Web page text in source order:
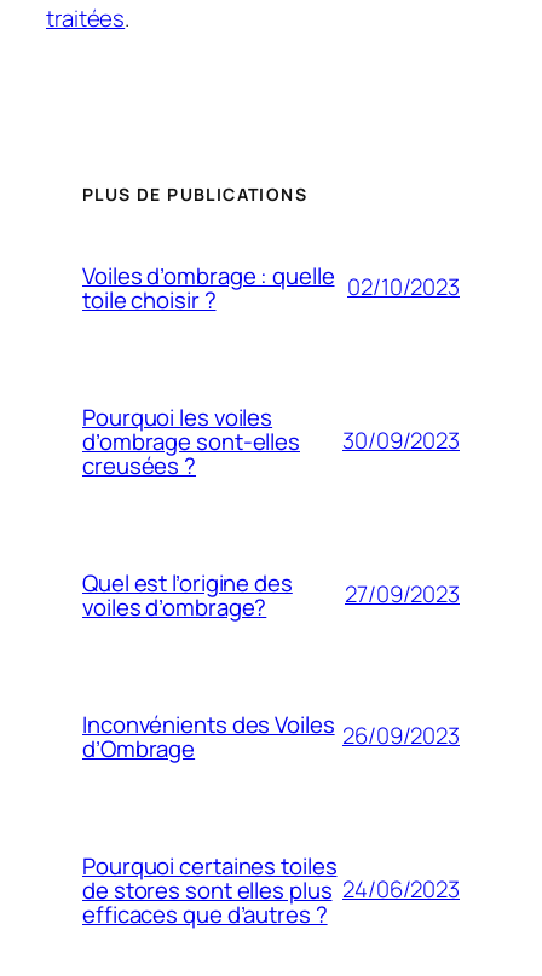
traitées.
PLUS DE PUBLICATIONS
Voiles d’ombrage : quelle
toile choisir ? 02/10/2023
Pourquoi les voiles
d’ombrage sont-elles
creusées ?
30/09/2023
Quel est l’origine des
voiles d’ombrage? 27/09/2023
Inconvénients des Voiles
d’Ombrage 26/09/2023
Pourquoi certaines toiles
de stores sont elles plus
efficaces que d’autres ?
24/06/2023